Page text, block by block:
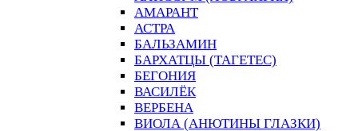
АМАРАНТ
АСТРА
БАЛЬЗАМИН
БАРХАТЦЫ (ТАГЕТЕС)
БЕГОНИЯ
ВАСИЛЁК
ВЕРБЕНА
ВИОЛА (АНЮТИНЫ ГЛАЗКИ)